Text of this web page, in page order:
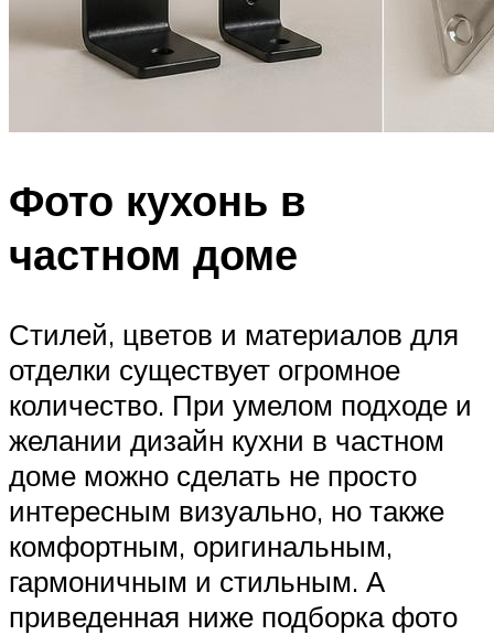
Фото кухонь в
частном доме
Стилей, цветов и материалов для
отделки существует огромное
количество. При умелом подходе и
желании дизайн кухни в частном
доме можно сделать не просто
интересным визуально, но также
комфортным, оригинальным,
гармоничным и стильным. А
приведенная ниже подборка фото